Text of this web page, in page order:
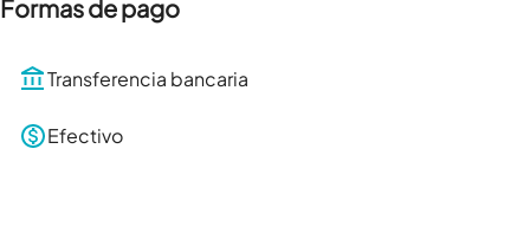
Formas de pago
Transferencia bancaria
Efectivo